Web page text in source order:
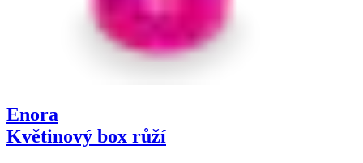
Enora
Květinový box růží